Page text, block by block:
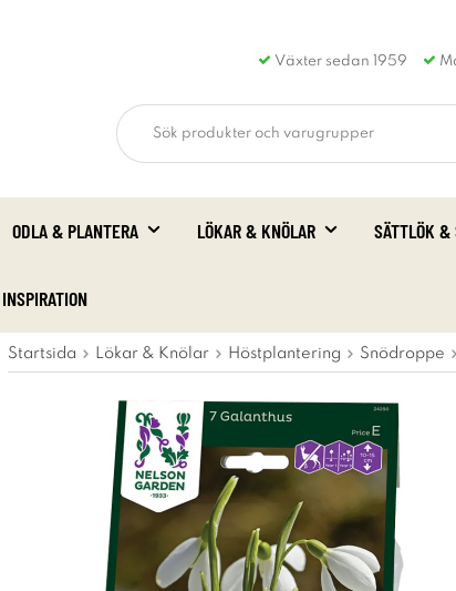
Växter sedan 1959
ODLA & PLANTERA LÖKAR & KNÖLAR SÄTTLÖK &
INSPIRATION
Startsida Lökar & Knölar Höstplantering Snödroppe